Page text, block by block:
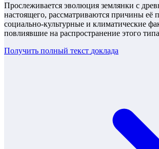
Прослеживается эволюция землянки с
настоящего, рассматриваются причины её
социально-культурные и климатические
повлиявшие на распространение этого
Получить полный текст доклада